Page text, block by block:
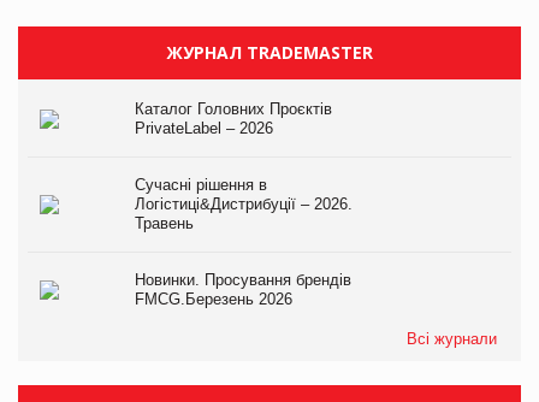
ЖУРНАЛ TRADEMASTER
Каталог Головних Проєктів
PrivateLabel – 2026
Сучасні рішення в
Логістиці&Дистрибуції – 2026.
Травень
Новинки. Просування брендів
FMCG.Березень 2026
Всі журнали